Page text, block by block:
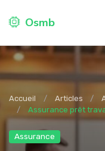
Osmb
Accueil Articles
Assurance prêt
Assurance